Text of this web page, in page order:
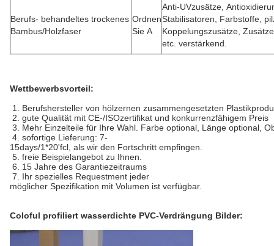
Berufs- behandeltes trockenes
Bambus/Holzfaser
Ordnen
Sie A
Anti-UVzusätze,
Stabilisatoren, Farbstoffe,
Koppelungszusätze,
etc. verstärkend.
Wettbewerbsvorteil:
1. Berufshersteller von hölzernen zusammengesetzten
2. gute Qualität mit CE-/ISOzertifikat und konkurrenzfähigem Preis
3. Mehr Einzelteile für Ihre Wahl. Farbe optional, Länge optional,
4. sofortige Lieferung: 7-
15days/1*20'fcl, als wir den Fortschritt empfingen.
5. freie Beispielangebot zu Ihnen.
6. 15 Jahre des Garantiezeitraums
7. Ihr spezielles Requestment jeder
möglicher Spezifikation mit Volumen ist verfügbar.
Coloful profiliert wasserdichte PVC-Verdrängung Bilder: